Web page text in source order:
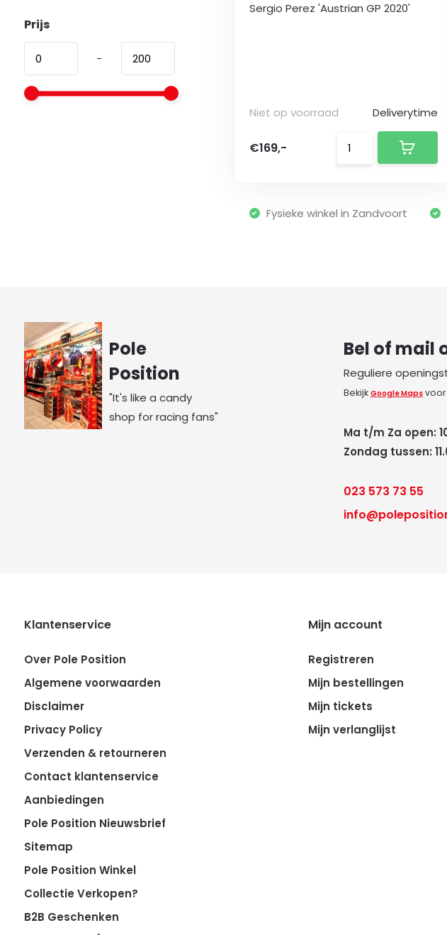
Prijs
-
Sergio Perez 'Austrian GP 2020'
Niet op voorraad Deliverytime
€169,-
Fysieke winkel in Zandvoort
Pole
Position
"It's like a candy
shop for racing fans"
Bel of mail
Reguliere
Bekijk Google Mapsvoor
Ma t/m Za open:
Zondag tussen:
023 573 73 55
Klantenservice
Over Pole Position
Algemene voorwaarden
Disclaimer
Privacy Policy
Verzenden & retourneren
Contact klantenservice
Aanbiedingen
Pole Position Nieuwsbrief
Sitemap
Pole Position Winkel
Collectie Verkopen?
B2B Geschenken
Mijn account
Registreren
Mijn bestellingen
Mijn tickets
Mijn verlanglijst